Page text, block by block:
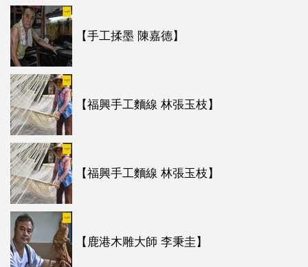
【手工揉墨 陳嘉德】
【福興手工麵線 林張玉枝】
【福興手工麵線 林張玉枝】
【鹿港木雕大師 李秉圭】